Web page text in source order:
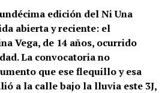
hacia la comunidad
hacia la comunidad
“Y eso –agrega– genera mayor
en la vida cotidiana. Esos
avalando y fomentando
comunidad”.
edición del Ni Una
abierta y reciente: el
Vega, de 14 años, ocurrido
La convocatoria no
que ese flequillo y esa
a la calle bajo la lluvia este 3J,